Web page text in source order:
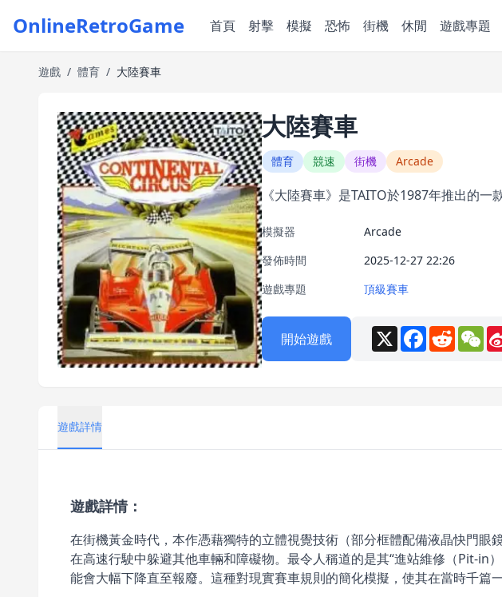
OnlineRetroGame 首頁 射擊 模擬 恐怖 街機 休閒 遊戲專題
遊戲 / 體育 / 大陸賽車
大陸賽車
體育 競速 街機 Arcade
《大陸賽車》是TAITO於1987年推出的一
模擬器 Arcade
發佈時間
2025-12-27 22:26
遊戲專題
頂級賽車
開始遊戲 X Facebook
Reddit
遊戲詳情
遊戲詳情：
在街機黃金時代，本作憑藉獨特的立體視覺技術（部分框體配備液晶快門
在高速行駛中躲避其他車輛和障礙物。最令人稱道的是其“進站維修（Pit-in
能會大幅下降直至報廢。這種對現實賽車規則的簡化模擬，使其在當時千篇